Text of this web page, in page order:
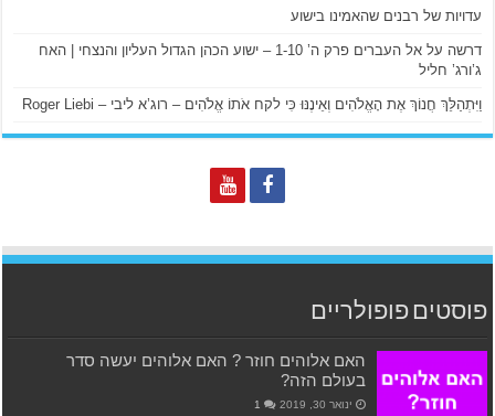
עדויות של רבנים שהאמינו בישוע
דרשה על אל העברים פרק ה’ 1-10 – ישוע הכהן הגדול העליון והנצחי | האח
ג’ורג’ חליל
וַיִּתְהַלֵּךְ חֲנוֹךְ אֶת הָאֱלֹהִים וְאֵינֶנּוּ כִּי לקח אֹתוֹ אֱלֹהִים – רוג’א ליבי – Roger Liebi
פוסטים פופולריים
האם אלוהים חוזר ? האם אלוהים יעשה סדר
בעולם הזה?
ינואר 30, 2019 1